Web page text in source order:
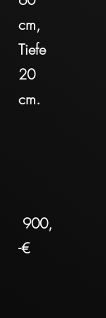
cm,
Tiefe
20
cm.
900,
-€